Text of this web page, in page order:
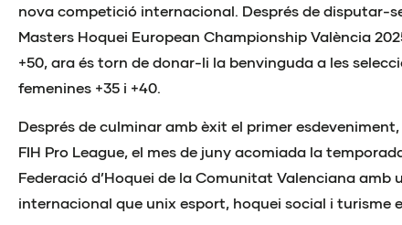
nova competició internacional. Després de disputar-
Masters Hoquei European Championship València
+50, ara és torn de donar-li la benvinguda a les
femenines +35 i +40.
Després de culminar amb èxit el primer
FIH Pro League, el mes de juny acomiada la
Federació d’Hoquei de la Comunitat Valenciana amb
internacional que unix esport, hoquei social i turisme